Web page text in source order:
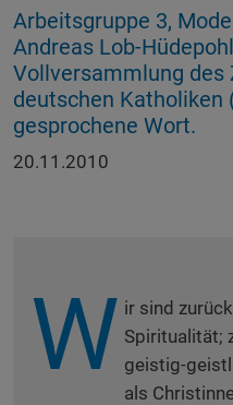
Arbeitsgruppe 3,
Andreas Lob-
Vollversammlung
deutschen Katholiken
gesprochene Wort.
20.11.2010
W ir sind
Spiritualität;
geistig-
als